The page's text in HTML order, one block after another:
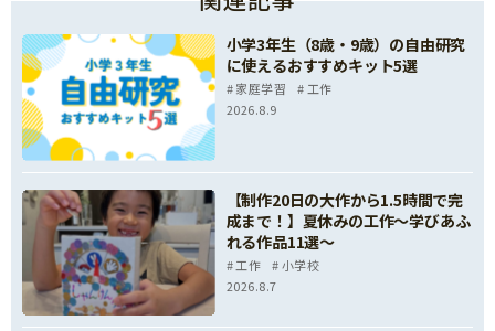
小学3年生（8歳・9歳）の自由研究
に使えるおすすめキット5選
家庭学習
工作
2026.8.9
【制作20日の大作から1.5時間で完
成まで！】夏休みの工作～学びあふ
れる作品11選～
工作
小学校
2026.8.7